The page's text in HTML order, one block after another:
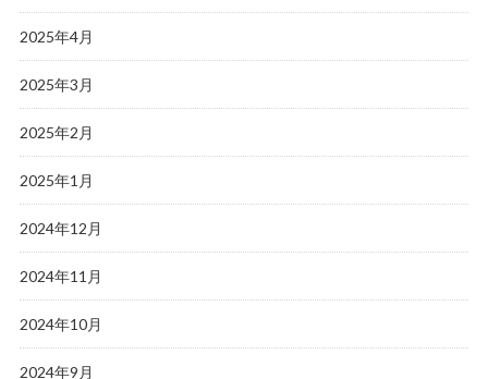
2025年4月
2025年3月
2025年2月
2025年1月
2024年12月
2024年11月
2024年10月
2024年9月